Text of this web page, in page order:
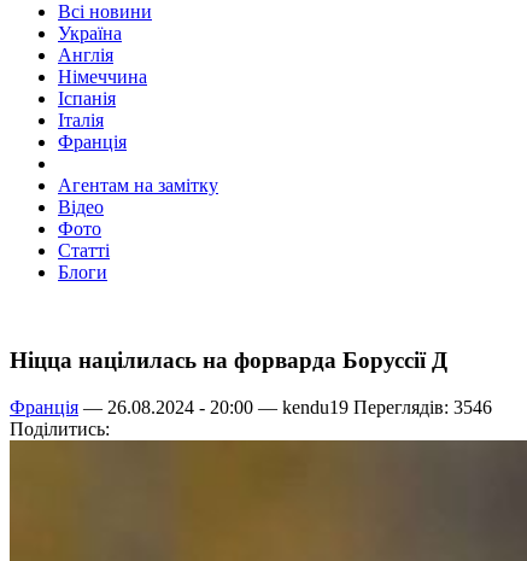
Всі новини
Україна
Англія
Німеччина
Іспанія
Італія
Франція
Агентам на замітку
Відео
Фото
Статті
Блоги
Ніцца націлилась на форварда Боруссії Д
Франція — 26.08.2024 - 20:00 — kendu19 Переглядів: 3546
Поділитись: